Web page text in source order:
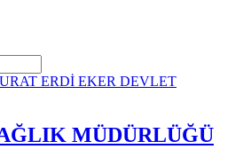
MÜDÜRLÜĞÜ